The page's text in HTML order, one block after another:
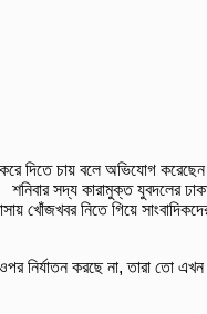
দিতে চায় বলে অভিযোগ করেছেন
সদ্য কারামুক্ত যুবদলের
খোঁজখবর নিতে গিয়ে
নির্যাতন করছে না, তারা তো এখন